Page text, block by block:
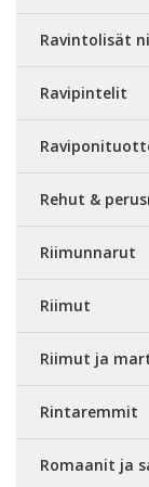
Ravintolisät
Ravipintelit
Rehut &
Riimunnarut
Riimut
Riimut ja
Rintaremmit
Romaanit ja